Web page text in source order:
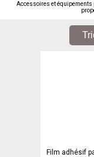
Accessoires et équipements
Film adhésif